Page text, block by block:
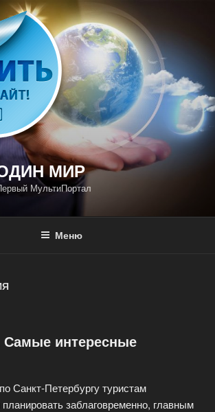
МИР
МультиПортал
Меню
Самые интересные
Санкт-Петербургу туристам
заблаговременно, главным